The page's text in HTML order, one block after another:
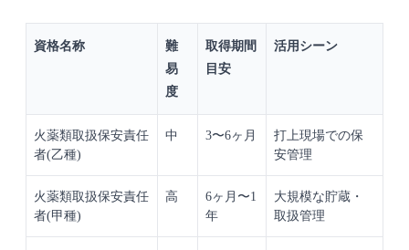
資格名称
難
易
度
取得期間
目安
活用シーン
火薬類取扱保安責任
者(乙種)
中 3〜6ヶ月
打上現場での保
安管理
火薬類取扱保安責任
者(甲種)
高
6ヶ月〜1
年
大規模な貯蔵・
取扱管理